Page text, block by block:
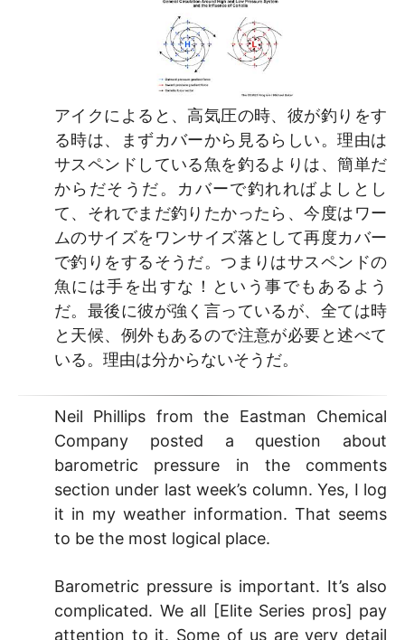
アイクによると、高気圧の時、彼が釣りをす
る時は、まずカバーから見るらしい。理由は
サスペンドしている魚を釣るよりは、簡単だ
からだそうだ。カバーで釣れればよしとし
て、それでまだ釣りたかったら、今度はワー
ムのサイズをワンサイズ落として再度カバー
で釣りをするそうだ。つまりはサスペンドの
魚には手を出すな！という事でもあるよう
だ。最後に彼が強く言っているが、全ては時
と天候、例外もあるので注意が必要と述べて
いる。理由は分からないそうだ。
Neil Phillips from the Eastman Chemical
Company posted a question about
barometric pressure in the comments
section under last week’s column. Yes, I log
it in my weather information. That seems
to be the most logical place.
Barometric pressure is important. It’s also
complicated. We all [Elite Series pros] pay
attention to it. Some of us are very detail